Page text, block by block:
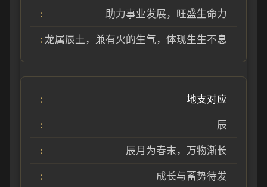
助力事业发展，旺盛生命力
龙属辰土，兼有火的生气，体现生生不息
地支对应
辰
辰月为春末，万物渐长
成长与蓄势待发